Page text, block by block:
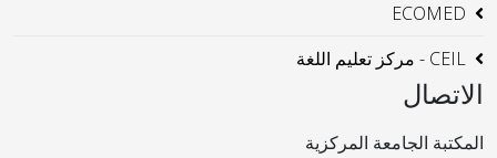
ECOMED
CEIL - مركز تعليم اللغة
الاتصال
المكتبة الجامعة المركزية